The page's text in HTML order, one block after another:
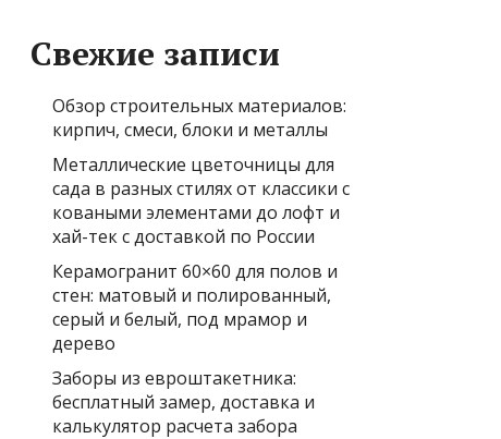
Свежие записи
Обзор строительных материалов:
кирпич, смеси, блоки и металлы
Металлические цветочницы для
сада в разных стилях от классики с
коваными элементами до лофт и
хай-тек с доставкой по России
Керамогранит 60×60 для полов и
стен: матовый и полированный,
серый и белый, под мрамор и
дерево
Заборы из евроштакетника:
бесплатный замер, доставка и
калькулятор расчета забора